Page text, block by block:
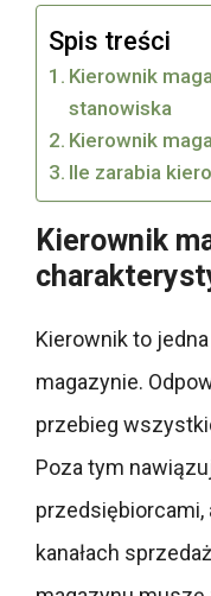
Spis treści
Kierownik
stanowiska
Kierownik
Ile zarabia
Kierownik
Kierownik to
magazynie.
przebieg
Poza tym
przedsiębiorcami,
kanałach